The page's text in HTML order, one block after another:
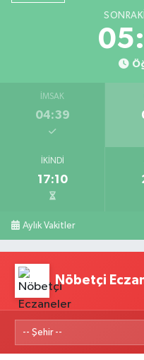
İMSAK
04:39
İKINDI
17:10
Aylık Vakitler
Nöbetçi